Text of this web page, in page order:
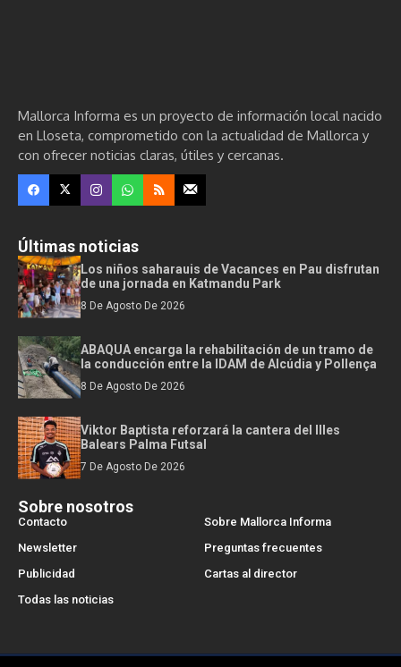
Mallorca Informa es un proyecto de información local nacido
en Lloseta, comprometido con la actualidad de Mallorca y
con ofrecer noticias claras, útiles y cercanas.
Últimas noticias
Los niños saharauis de Vacances en Pau disfrutan
de una jornada en Katmandu Park
8 De Agosto De 2026
ABAQUA encarga la rehabilitación de un tramo de
la conducción entre la IDAM de Alcúdia y Pollença
8 De Agosto De 2026
Viktor Baptista reforzará la cantera del Illes
Balears Palma Futsal
7 De Agosto De 2026
Sobre nosotros
Contacto
Sobre Mallorca Informa
Newsletter
Preguntas frecuentes
Publicidad
Cartas al director
Todas las noticias